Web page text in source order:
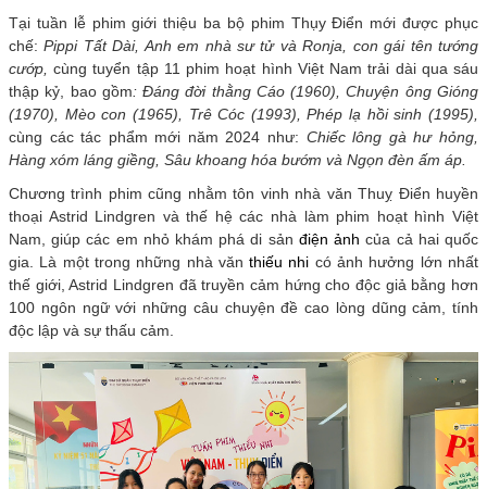
Tại tuần lễ phim giới thiệu ba bộ phim Thụy Điển mới được phục
chế:Pippi Tất Dài, Anh em nhà sư tử và Ronja, con gái tên tướng
cướp,cùng tuyển tập 11 phim hoạt hình Việt Nam trải dài qua sáu
thập kỷ, bao gồm: Đáng đời thằng Cáo (1960), Chuyện ông Gióng
(1970), Mèo con (1965), Trê Cóc (1993), Phép lạ hồi sinh (1995),
cùng các tác phẩm mới năm 2024 như: Chiếc lông gà hư hỏng,
Hàng xóm láng giềng, Sâu khoang hóa bướm và Ngọn đèn ấm áp.
Chương trình phim cũng nhằm tôn vinh nhà văn Thuỵ Điển huyền
thoại Astrid Lindgren và thế hệ các nhà làm phim hoạt hình Việt
Nam, giúp các em nhỏ khám phá di sản điện ảnh của cả hai quốc
gia. Là một trong những nhà vănthiếu nhi có ảnh hưởng lớn nhất
thế giới, Astrid Lindgren đã truyền cảm hứng cho độc giả bằng hơn
100 ngôn ngữ với những câu chuyện đề cao lòng dũng cảm, tính
độc lập và sự thấu cảm.